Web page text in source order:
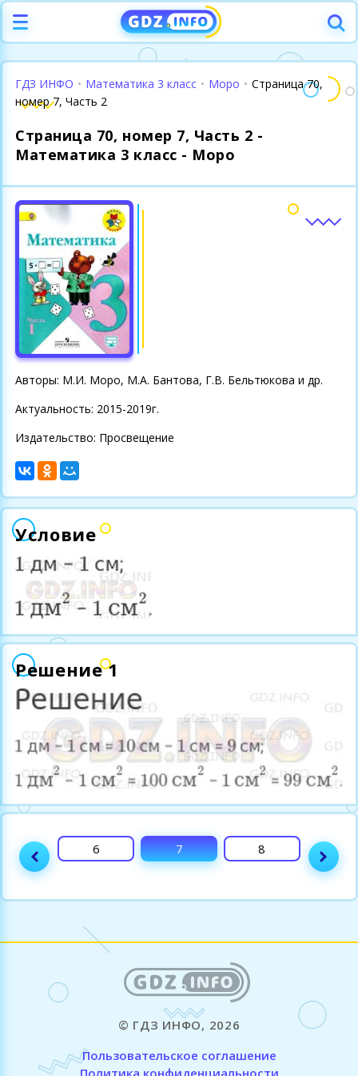
ГДЗ ИНФО • Математика 3 класс • Моро • Страница 70,
номер 7, Часть 2
Страница 70, номер 7, Часть 2 -
Математика 3 класс - Моро
Авторы: М.И. Моро, М.А. Бантова, Г.В. Бельтюкова и др.
Актуальность: 2015-2019г.
Издательство: Просвещение
Условие
Решение 1
6 7 8
© ГДЗ ИНФО, 2026
Пользовательское соглашение
Политика конфиденциальности